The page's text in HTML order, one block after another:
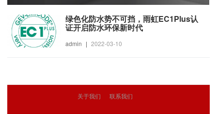
绿色化防水势不可挡，雨虹EC1Plus认
证开启防水环保新时代
admin | 2022-03-10
关于我们 联系我们